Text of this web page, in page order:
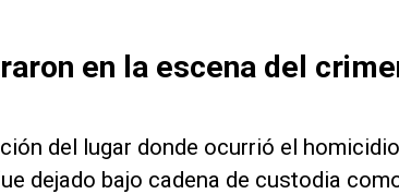
en la escena del
del lugar donde ocurrió el
dejado bajo cadena de custodia